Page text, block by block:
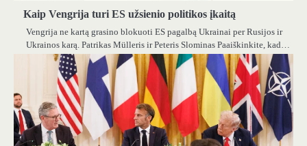
Kaip Vengrija turi ES užsienio politikos įkaitą
Vengrija ne kartą grasino blokuoti ES pagalbą Ukrainai per Rusijos ir
Ukrainos karą. Patrikas Mülleris ir Peteris Slominas Paaiškinkite, kad…